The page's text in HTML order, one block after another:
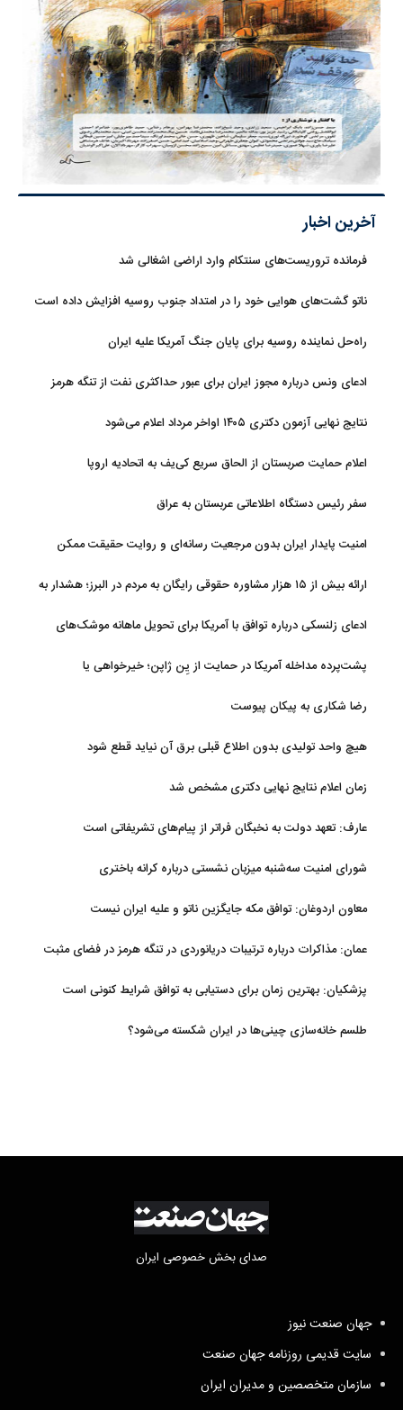
آخرین اخبار
فرمانده تروریست‌های سنتکام وارد اراضی اشغالی شد
ناتو گشت‌های هوایی خود را در امتداد جنوب روسیه افزایش داده است
راه‌حل نماینده روسیه برای پایان جنگ آمریکا علیه ایران
ادعای ونس درباره مجوز ایران برای عبور حداکثری نفت از تنگه هرمز
نتایج نهایی آزمون دکتری ۱۴۰۵ اواخر مرداد اعلام می‌شود
اعلام حمایت صربستان از الحاق سریع کی‌یف به اتحادیه اروپا
سفر رئیس دستگاه اطلاعاتی عربستان به عراق
امنیت پایدار ایران بدون مرجعیت رسانه‌ای و روایت حقیقت ممکن
ارائه بیش از ۱۵ هزار مشاوره حقوقی رایگان به مردم در البرز؛ هشدار به
ادعای زلنسکی درباره توافق با آمریکا برای تحویل ماهانه موشک‌های
پشت‌پرده مداخله آمریکا در حمایت از یِن ژاپن؛ خیرخواهی یا
رضا شکاری به پیکان پیوست
هیچ واحد تولیدی بدون اطلاع قبلی برق آن نیاید قطع شود
زمان اعلام نتایج نهایی دکتری مشخص شد
عارف: تعهد دولت به نخبگان فراتر از پیام‎‌های تشریفاتی است
شورای امنیت سه‌شنبه میزبان نشستی درباره کرانه باختری
معاون اردوغان: توافق مکه جایگزین ناتو و علیه ایران نیست
عمان: مذاکرات درباره ترتیبات دریانوردی در تنگه هرمز در فضای مثبت
پزشکیان‌: بهترین زمان برای دستیابی به توافق شرایط کنونی است
طلسم خانه‌سازی چینی‌ها در ایران شکسته می‌شود؟
صدای بخش خصوصی ایران
جهان صنعت نیوز
سایت قدیمی روزنامه جهان صنعت
سازمان متخصصین و مدیران ایران